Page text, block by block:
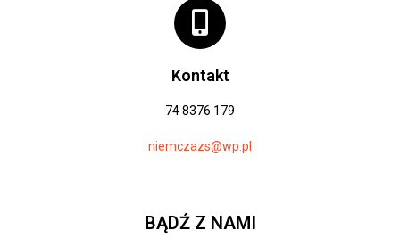
Kontakt
74 8376 179
niemczazs@wp.pl
BĄDŹ Z NAMI